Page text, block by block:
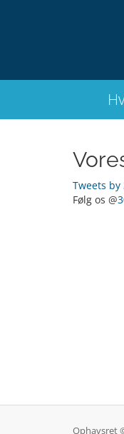
Tweets by
Følg os @
Ophavsret